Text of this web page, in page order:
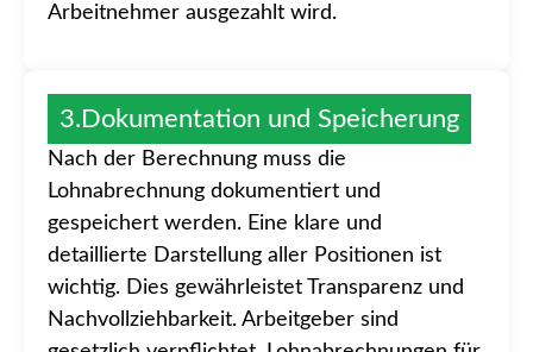
Arbeitnehmer ausgezahlt wird.
3.Dokumentation und Speicherung
Nach der Berechnung muss die
Lohnabrechnung dokumentiert und
gespeichert werden. Eine klare und
detaillierte Darstellung aller Positionen ist
wichtig. Dies gewährleistet Transparenz und
Nachvollziehbarkeit. Arbeitgeber sind